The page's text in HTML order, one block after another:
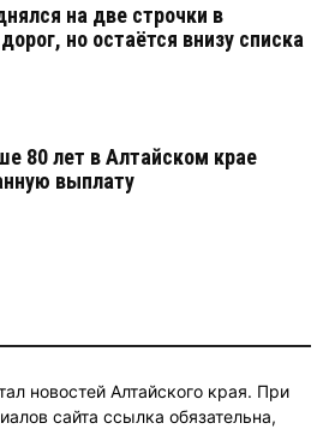
на две строчки в
но остаётся внизу списка
80 лет в Алтайском крае
выплату
новостей Алтайского края. При
сайта ссылка обязательна,